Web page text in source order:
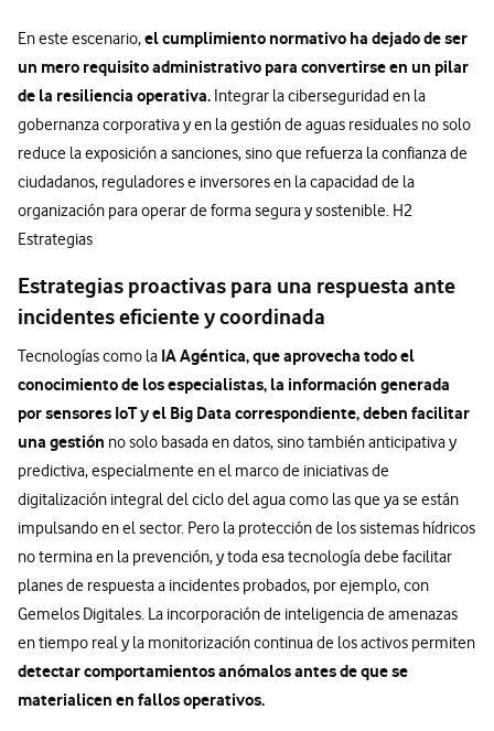
En este escenario,el cumplimiento normativo ha dejado de ser
un mero requisito administrativo para convertirse en un pilar
de la resiliencia operativa. Integrar la ciberseguridad en la
gobernanza corporativa y en la gestión de aguas residuales no solo
reduce la exposición a sanciones, sino que refuerza la confianza de
ciudadanos, reguladores e inversores en la capacidad de la
organización para operar de forma segura y sostenible. H2
Estrategias
Estrategias proactivas para una respuesta ante
incidentes eficiente y coordinada
Tecnologías como la IA Agéntica, que aprovecha todo el
conocimiento de los especialistas, la información generada
por sensores IoT y el Big Data correspondiente, deben facilitar
una gestión no solo basada en datos, sino también anticipativa y
predictiva, especialmente en el marco de iniciativas de
digitalización integral del ciclo del agua como las que ya se están
impulsando en el sector. Pero la protección de los sistemas hídricos
no termina en la prevención, y toda esa tecnología debe facilitar
planes de respuesta a incidentes probados, por ejemplo, con
Gemelos Digitales. La incorporación de inteligencia de amenazas
en tiempo real y la monitorización continua de los activos permiten
detectar comportamientos anómalos antes de que se
materialicen en fallos operativos.